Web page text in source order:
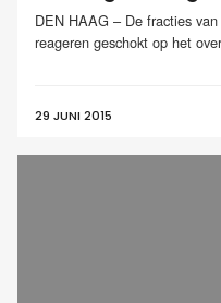
DEN HAAG – De fracties
reageren geschokt op het
29 JUNI 2015